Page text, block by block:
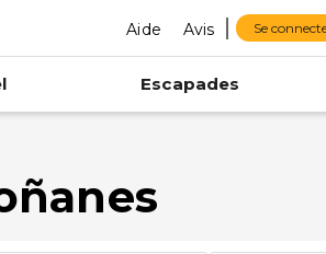
Aide Avis Se
Escapades